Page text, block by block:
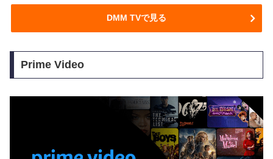
DMM TVで見る
Prime Video